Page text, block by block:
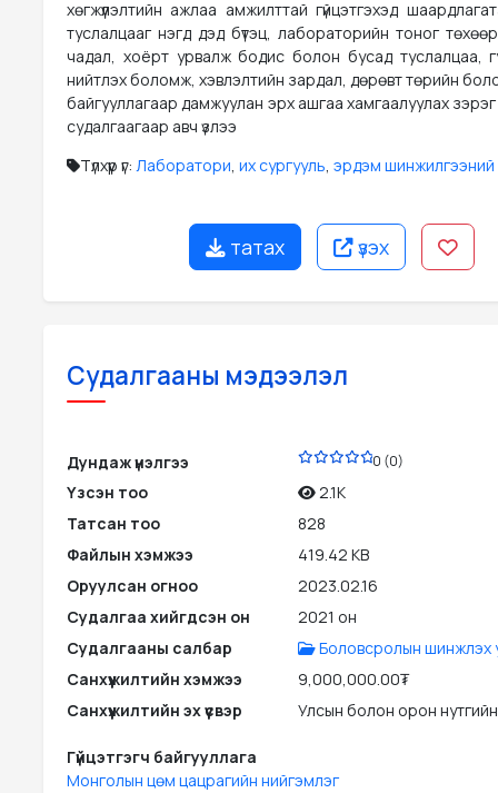
хөгжүүлэлтийн ажлаа амжилттай гүйцэтгэхэд
туслалцааг нэгд дэд бүтэц, лабораторийн тоног
чадал, хоёрт урвалж бодис болон бусад туслалцаа,
нийтлэх боломж, хэвлэлтийн зардал, дөрөвт төрийн
байгууллагаар дамжуулан эрх ашгаа хамгаалуулах зэрэг
судалгаагаар авч үзлээ
Түлхүүр үг: Лаборатори, их сургууль, эрдэм шинжилгээний
татах үзэх
Судалгааны мэдээлэл
Дундаж үнэлгээ 0 (0)
Үзсэн тоо
2.1K
Татсан тоо
828
Файлын хэмжээ
419.42 KB
Оруулсан огноо
2023.02.16
Судалгаа хийгдсэн он
2021 он
Судалгааны салбар
Боловсролын шинжлэх
Санхүүжилтийн хэмжээ
9,000,000.00₮
Санхүүжилтийн эх үүсвэр
Улсын болон орон
Гүйцэтгэгч байгууллага
Монголын цөм цацрагийн нийгэмлэг